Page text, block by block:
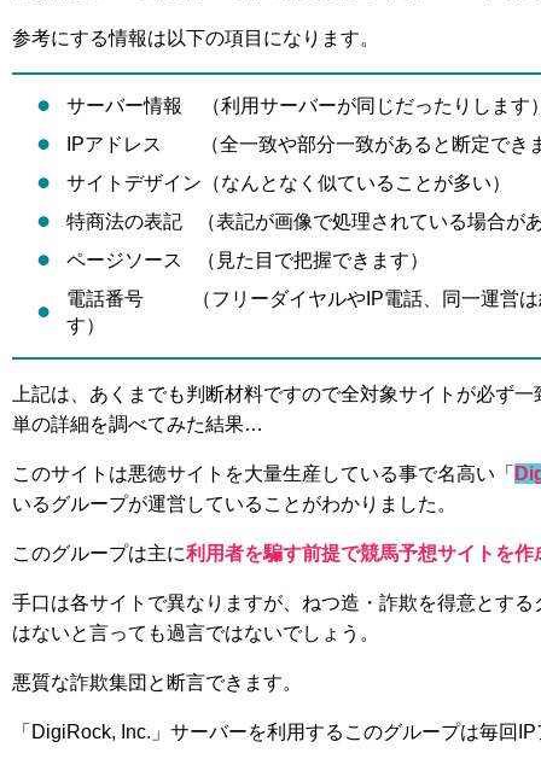
参考にする情報は以下の項目になります。
サーバー情報 （利用サーバーが同じだったりします
IPアドレス （全一致や部分一致があると断定でき
サイトデザイン（なんとなく似ていることが多い）
特商法の表記 （表記が画像で処理されている場合が
ページソース （見た目で把握できます）
電話番号 （フリーダイヤルやIP電話、同一運営は
す）
上記は、あくまでも判断材料ですので全対象サイトが必ず
単の詳細を調べてみた結果…
このサイトは悪徳サイトを大量生産している事で名高い「
いるグループが運営していることがわかりました。
このグループは主に利用者を騙す前提で競馬予想サイトを作
手口は各サイトで異なりますが、ねつ造・詐欺を得意とす
はないと言っても過言ではないでしょう。
悪質な詐欺集団と断言できます。
「DigiRock, Inc.」サーバーを利用するこのグループは毎回